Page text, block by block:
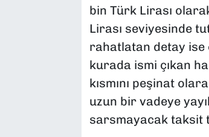
bin Türk Lirası
Lirası seviyesinde
rahatlatan detay ise
kurada ismi çıkan
kısmını peşinat
uzun bir vadeye
sarsmayacak taksit